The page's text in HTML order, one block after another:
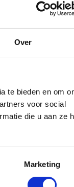
Over
te bieden en om
voor social
die u aan ze
Marketing